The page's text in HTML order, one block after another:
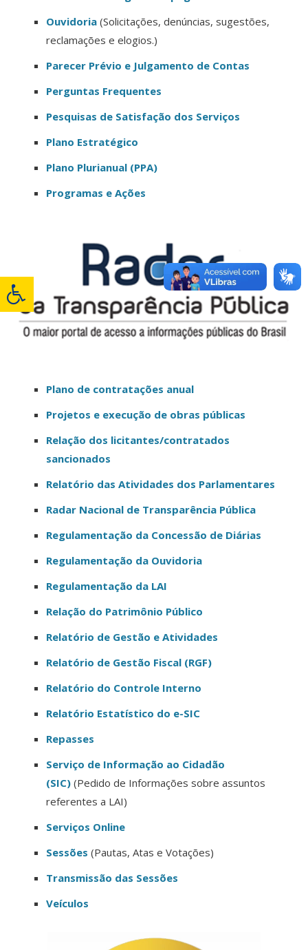
Ouvidoria (Solicitações, denúncias, sugestões,
reclamações e elogios.)
Parecer Prévio e Julgamento de Contas
Perguntas Frequentes
Pesquisas de Satisfação dos Serviços
Plano Estratégico
Plano Plurianual (PPA)
Programas e Ações
Plano de contratações anual
Projetos e execução de obras públicas
Relação dos licitantes/contratados
sancionados
Relatório das Atividades dos Parlamentares
Radar Nacional de Transparência Pública
Regulamentação da Concessão de Diárias
Regulamentação da Ouvidoria
Regulamentação da LAI
Relação do Patrimônio Público
Relatório de Gestão e Atividades
Relatório de Gestão Fiscal (RGF)
Relatório do Controle Interno
Relatório Estatístico do e-SIC
Repasses
Serviço de Informação ao Cidadão
(SIC) (Pedido de Informações sobre assuntos
referentes a LAI)
Serviços Online
Sessões (Pautas, Atas e Votações)
Transmissão das Sessões
Veículos